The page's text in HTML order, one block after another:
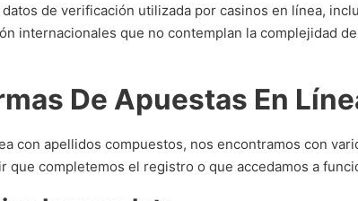
de verificación utilizada por casinos en línea,
internacionales que no contemplan la complejidad
De Apuestas En
con apellidos compuestos, nos encontramos con
que completemos el registro o que accedamos a